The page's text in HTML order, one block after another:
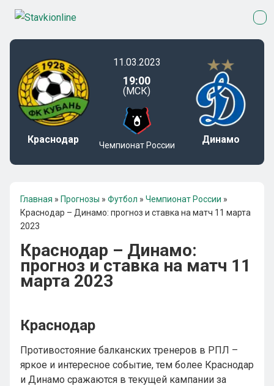
Краснодар
11.03.2023
19:00
(МСК)
Чемпионат России Динамо
Главная » Прогнозы » Футбол » Чемпионат России »
Краснодар – Динамо: прогноз и ставка на матч 11 марта
2023
Краснодар – Динамо:
прогноз и ставка на матч 11
марта 2023
Краснодар
Противостояние балканских тренеров в РПЛ –
яркое и интересное событие, тем более Краснодар
и Динамо сражаются в текущей кампании за